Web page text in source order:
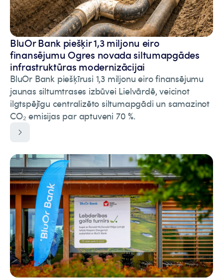
BluOr Bank piešķir 1,3 miljonu eiro
finansējumu Ogres novada siltumapgādes
infrastruktūras modernizācijai
BluOr Bank piešķīrusi 1,3 miljonu eiro finansējumu
jaunas siltumtrases izbūvei Lielvārdē, veicinot
ilgtspējīgu centralizēto siltumapgādi un samazinot
CO₂ emisijas par aptuveni 70 %.